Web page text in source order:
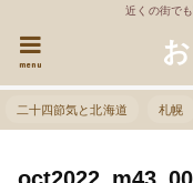
近くの街で
menu
二十四節気と北海道 札幌